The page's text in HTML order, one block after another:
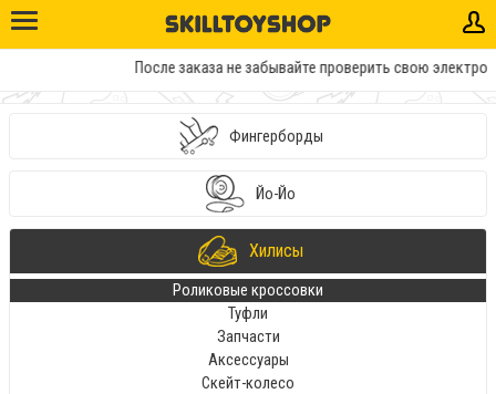
После заказа не забывайте проверить свою
Фингерборды
Йо-Йо
Хилисы
Роликовые кроссовки
Туфли
Запчасти
Аксессуары
Скейт-колесо